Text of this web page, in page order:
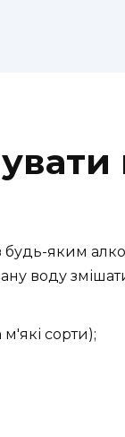
будь-яким
воду
м'які сорти);